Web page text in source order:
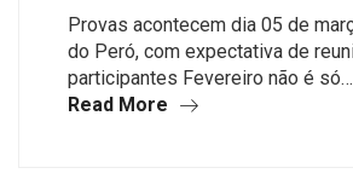
Provas acontecem dia 05 de
do Peró, com expectativa de
participantes Fevereiro não é só…
Read More